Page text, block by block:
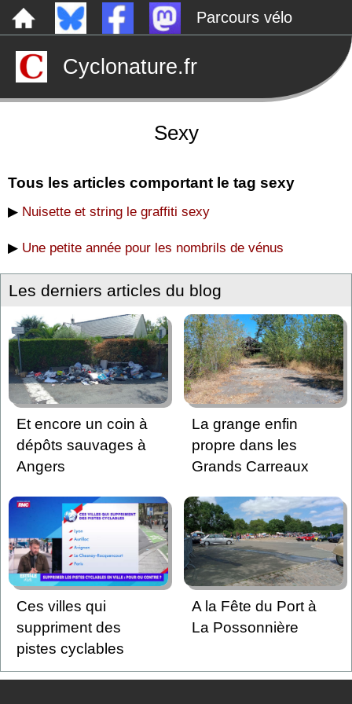
Parcours vélo
Dépôts sauvages
Le canal de Nantes à Brest à vélo
Cyclonature.fr
Sexy
Tous les articles comportant le tag sexy
▶ Nuisette et string le graffiti sexy
▶ Une petite année pour les nombrils de vénus
Les derniers articles du blog
Et encore un coin à
dépôts sauvages à
Angers
La grange enfin
propre dans les
Grands Carreaux
Ces villes qui
suppriment des
pistes cyclables
A la Fête du Port à
La Possonnière